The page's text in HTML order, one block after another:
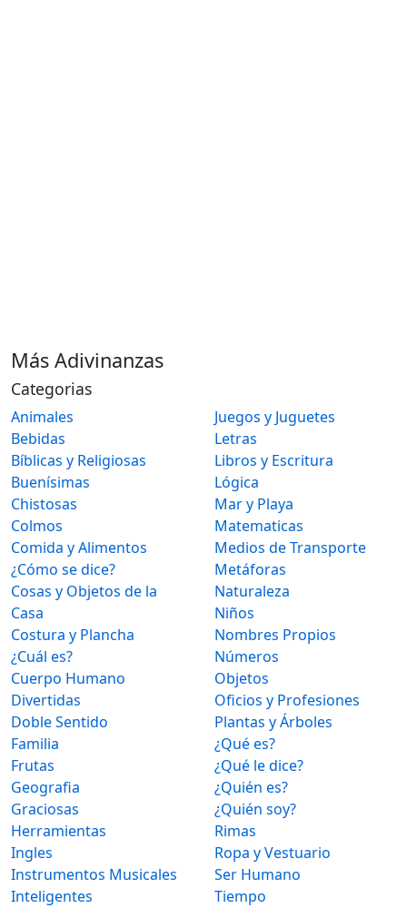
Más Adivinanzas
Categorias
Animales
Bebidas
Bíblicas y Religiosas
Buenísimas
Chistosas
Colmos
Comida y Alimentos
¿Cómo se dice?
Cosas y Objetos de la
Casa
Costura y Plancha
¿Cuál es?
Cuerpo Humano
Divertidas
Doble Sentido
Familia
Frutas
Geografia
Graciosas
Herramientas
Ingles
Instrumentos Musicales
Inteligentes
Juegos y Juguetes
Letras
Libros y Escritura
Lógica
Mar y Playa
Matematicas
Medios de Transporte
Metáforas
Naturaleza
Niños
Nombres Propios
Números
Objetos
Oficios y Profesiones
Plantas y Árboles
¿Qué es?
¿Qué le dice?
¿Quién es?
¿Quién soy?
Rimas
Ropa y Vestuario
Ser Humano
Tiempo